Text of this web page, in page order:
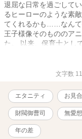
退屈な日常を過ごして
るヒーローのような素
てくれるかも……なんて
王子様像そのもののア
た。 以来、保育士とし
中。 そんな杏璃の元に
当日、相手にドタキャ
推し――氷のプリンス
に違いない。 そう思っ
をすることになり、そ
とに。 確かに麗しい美
し、理想なのは見かけ
っていたのに……。推
文字数
エタニティ お見
財閥御曹司 無愛想
年の差